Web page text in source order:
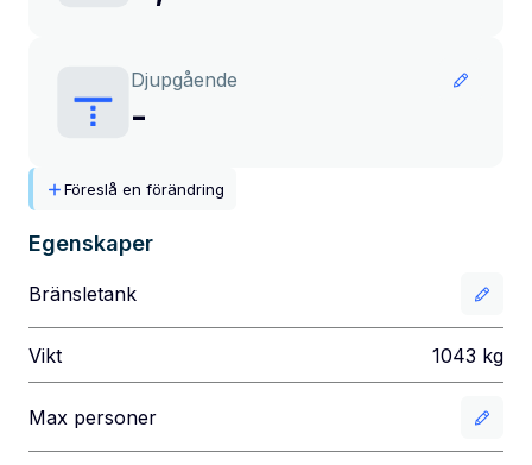
Djupgående
-
Föreslå en förändring
Egenskaper
Bränsletank
Vikt 1043 kg
Max personer